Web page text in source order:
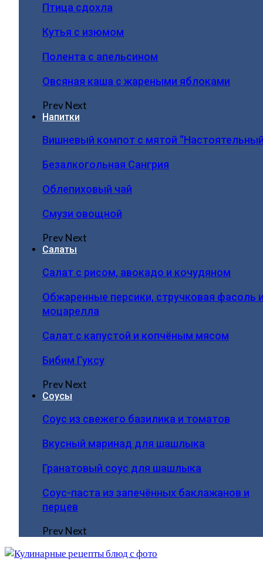
Птица сдохла
Кутья с изюмом
Полента с апельсином
Овсяная каша с жареными яблоками
PrevNext
Напитки
Вишневый компот с мятой
Безалкогольная Сангрия
Облепиховый чай
Смузи овощной
PrevNext
Салаты
Салат с рисом, авокадо и кочудяном
Обжаренные персики, стручковая фасоль
моцарелла
Салат с капустой и копчёным мясом
Бибим Гуксу
PrevNext
Соусы
Соус из свежего базилика и томатов
Вкусный маринад для шашлыка
Гранатовый соус для шашлыка
Соус-паста из запечённых баклажанов и
перцев
PrevNext